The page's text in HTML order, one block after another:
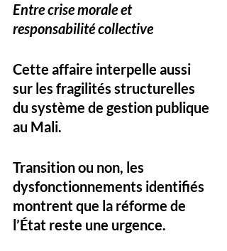
Entre crise morale et
responsabilité collective
Cette affaire interpelle aussi
sur les fragilités structurelles
du système de gestion publique
au Mali.
Transition ou non, les
dysfonctionnements identifiés
montrent que la réforme de
l’État reste une urgence.